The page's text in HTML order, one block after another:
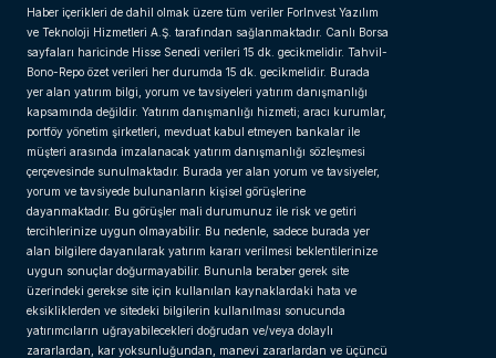
Haber içerikleri de dahil olmak üzere tüm veriler ForInvest Yazılım
ve Teknoloji Hizmetleri A.Ş. tarafından sağlanmaktadır. Canlı Borsa
sayfaları haricinde Hisse Senedi verileri 15 dk. gecikmelidir. Tahvil-
Bono-Repo özet verileri her durumda 15 dk. gecikmelidir. Burada
yer alan yatırım bilgi, yorum ve tavsiyeleri yatırım danışmanlığı
kapsamında değildir. Yatırım danışmanlığı hizmeti; aracı kurumlar,
portföy yönetim şirketleri, mevduat kabul etmeyen bankalar ile
müşteri arasında imzalanacak yatırım danışmanlığı sözleşmesi
çerçevesinde sunulmaktadır. Burada yer alan yorum ve tavsiyeler,
yorum ve tavsiyede bulunanların kişisel görüşlerine
dayanmaktadır. Bu görüşler mali durumunuz ile risk ve getiri
tercihlerinize uygun olmayabilir. Bu nedenle, sadece burada yer
alan bilgilere dayanılarak yatırım kararı verilmesi beklentilerinize
uygun sonuçlar doğurmayabilir. Bununla beraber gerek site
üzerindeki gerekse site için kullanılan kaynaklardaki hata ve
eksikliklerden ve sitedeki bilgilerin kullanılması sonucunda
yatırımcıların uğrayabilecekleri doğrudan ve/veya dolaylı
zararlardan, kar yoksunluğundan, manevi zararlardan ve üçüncü